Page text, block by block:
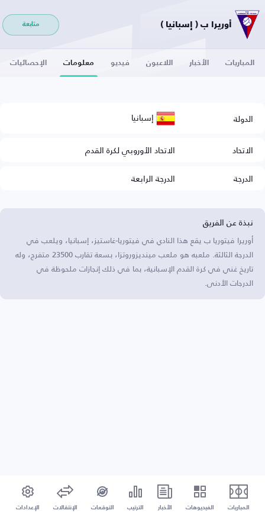
أوريرا ب ( إسبانيا ) متابعة
المباريات الأخبار اللاعبون فيديو معلومات الإحصائيات
الدولة إسبانيا
الاتحاد
الاتحاد الأوروبي لكرة القدم
الدرجة
الدرجة الرابعة
نبذة عن الفريق
أوريرا فيتوريا ب يقع هذا النادي في فيتوريا-غاستيز، إسبانيا، ويلعب في
الدرجة الثالثة. ملعبه هو ملعب مينديزوروتزا، بسعة تقارب 23500 متفرج، وله
تاريخ غني في كرة القدم الإسبانية، بما في ذلك إنجازات ملحوظة في
الدرجات الأدنى.
المباريات الفيديوهات الأخبار الترتيب التوقعات الإنتقالات الإعدادات